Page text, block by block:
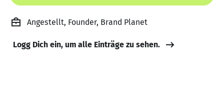
Angestellt, Founder, Brand Planet
Logg Dich ein, um alle Einträge zu sehen.